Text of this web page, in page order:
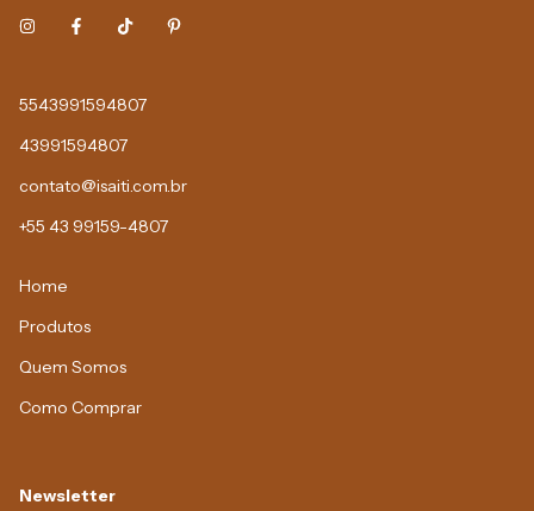
5543991594807
43991594807
contato@isaiti.com.br
+55 43 99159-4807
Home
Produtos
Quem Somos
Como Comprar
Newsletter